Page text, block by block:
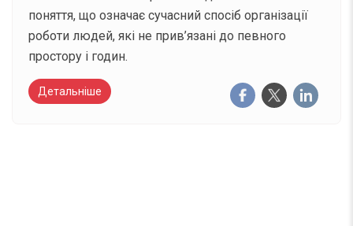
поняття, що означає сучасний спосіб організації
роботи людей, які не прив’язані до певного
простору і годин.
Детальніше